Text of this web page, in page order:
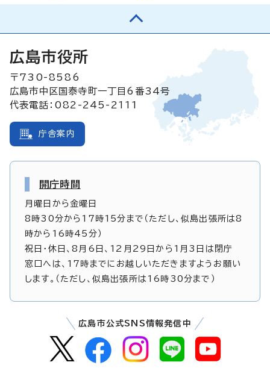
広島市役所
〒730-8586
広島市中区国泰寺町一丁目6番34号
代表電話：082-245-2111
庁舎案内
開庁時間
月曜日から金曜日
8時30分から17時15分まで（ただし、似島出張所は8
時から16時45分）
祝日・休日、8月6日、12月29日から1月3日は閉庁
窓口へは、17時までにお越しいただきますようお願い
します。（ただし、似島出張所は16時30分まで）
広島市公式SNS情報発信中